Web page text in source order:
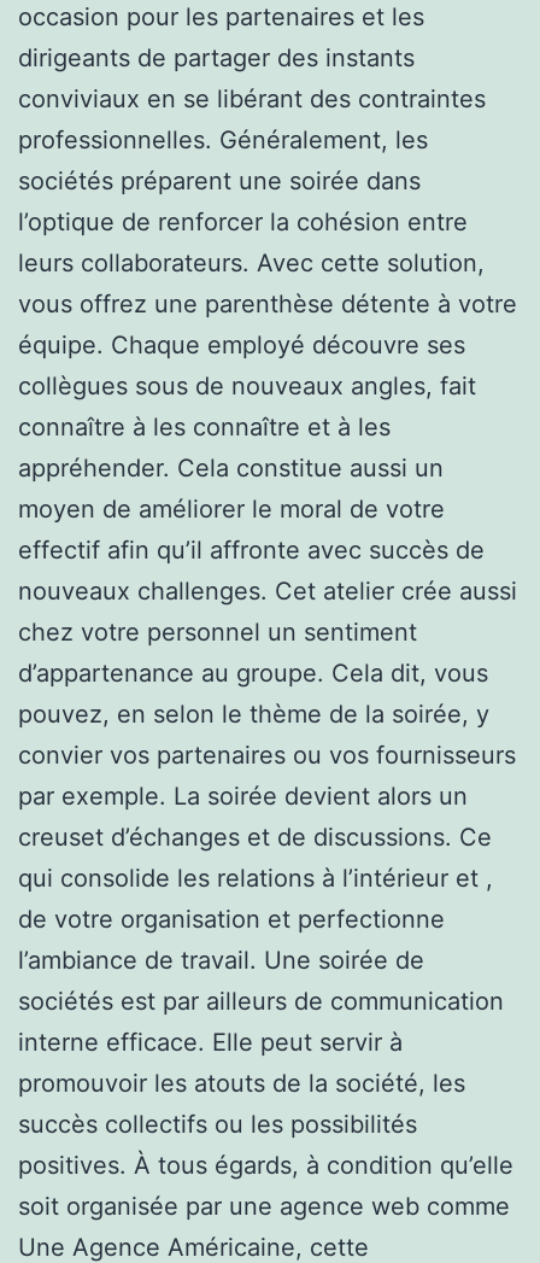
occasion pour les partenaires et les
dirigeants de partager des instants
conviviaux en se libérant des contraintes
professionnelles. Généralement, les
sociétés préparent une soirée dans
l’optique de renforcer la cohésion entre
leurs collaborateurs. Avec cette solution,
vous offrez une parenthèse détente à votre
équipe. Chaque employé découvre ses
collègues sous de nouveaux angles, fait
connaître à les connaître et à les
appréhender. Cela constitue aussi un
moyen de améliorer le moral de votre
effectif afin qu’il affronte avec succès de
nouveaux challenges. Cet atelier crée aussi
chez votre personnel un sentiment
d’appartenance au groupe. Cela dit, vous
pouvez, en selon le thème de la soirée, y
convier vos partenaires ou vos fournisseurs
par exemple. La soirée devient alors un
creuset d’échanges et de discussions. Ce
qui consolide les relations à l’intérieur et ,
de votre organisation et perfectionne
l’ambiance de travail. Une soirée de
sociétés est par ailleurs de communication
interne efficace. Elle peut servir à
promouvoir les atouts de la société, les
succès collectifs ou les possibilités
positives. À tous égards, à condition qu’elle
soit organisée par une agence web comme
Une Agence Américaine, cette